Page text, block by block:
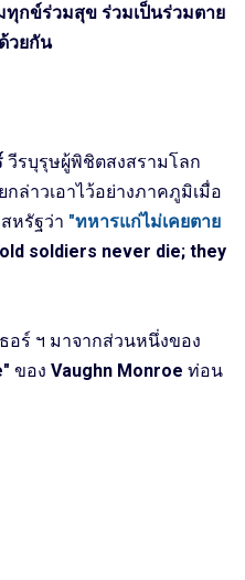
กข์ร่วมสุข ร่วมเป็นร่วมตาย
วยกัน
วีรบุรุษผู้พิชิตสงสรามโลก
ล่าวเอาไว้อย่างภาคภูมิเมื่อ
หรัฐว่า "ทหารแก่ไม่เคยตาย
soldiers never die; they
ร์ ฯ มาจากส่วนหนึ่งของ
ของ Vaughn Monroeท่อน